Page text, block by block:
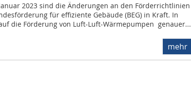
2023 sind die Änderungen an den Förderrichtlinien
für effiziente Gebäude (BEG) in Kraft. In
die Förderung von Luft-Luft-Wärmepumpen  genauer...
mehr